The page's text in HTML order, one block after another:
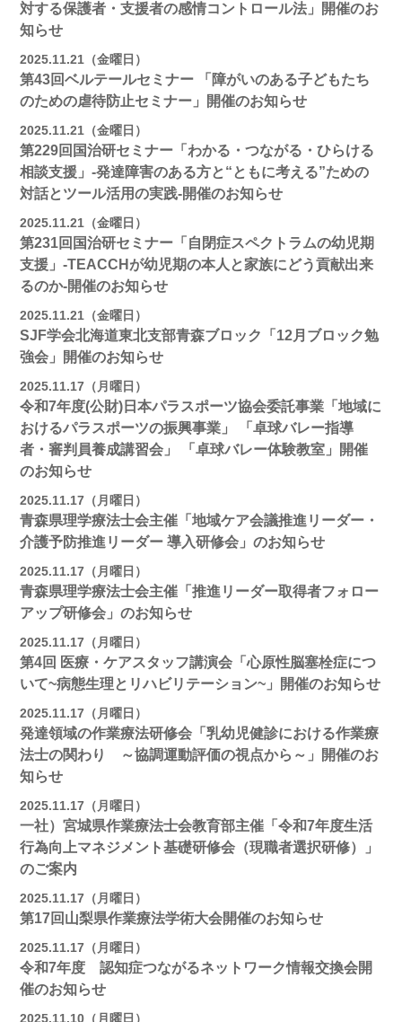
対する保護者・支援者の感情コントロール法」開催のお
知らせ
2025.11.21（金曜日）
第43回ベルテールセミナー 「障がいのある子どもたち
のための虐待防止セミナー」開催のお知らせ
2025.11.21（金曜日）
第229回国治研セミナー「わかる・つながる・ひらける
相談支援」-発達障害のある方と“ともに考える”ための
対話とツール活用の実践-開催のお知らせ
2025.11.21（金曜日）
第231回国治研セミナー「自閉症スペクトラムの幼児期
支援」-TEACCHが幼児期の本人と家族にどう貢献出来
るのか-開催のお知らせ
2025.11.21（金曜日）
SJF学会北海道東北支部青森ブロック「12月ブロック勉
強会」開催のお知らせ
2025.11.17（月曜日）
令和7年度(公財)日本パラスポーツ協会委託事業「地域に
おけるパラスポーツの振興事業」 「卓球バレー指導
者・審判員養成講習会」 「卓球バレー体験教室」開催
のお知らせ
2025.11.17（月曜日）
青森県理学療法士会主催「地域ケア会議推進リーダー・
介護予防推進リーダー 導入研修会」のお知らせ
2025.11.17（月曜日）
青森県理学療法士会主催「推進リーダー取得者フォロー
アップ研修会」のお知らせ
2025.11.17（月曜日）
第4回 医療・ケアスタッフ講演会「心原性脳塞栓症につ
いて~病態生理とリハビリテーション~」開催のお知らせ
2025.11.17（月曜日）
発達領域の作業療法研修会「乳幼児健診における作業療
法士の関わり ～協調運動評価の視点から～」開催のお
知らせ
2025.11.17（月曜日）
一社）宮城県作業療法士会教育部主催「令和7年度生活
行為向上マネジメント基礎研修会（現職者選択研修）」
のご案内
2025.11.17（月曜日）
第17回山梨県作業療法学術大会開催のお知らせ
2025.11.17（月曜日）
令和7年度 認知症つながるネットワーク情報交換会開
催のお知らせ
2025.11.10（月曜日）